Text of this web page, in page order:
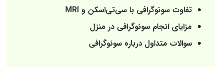
تفاوت سونوگرافی با سی‌تی‌اسکن و MRI
مزایای انجام سونوگرافی در منزل
سوالات متداول درباره سونوگرافی